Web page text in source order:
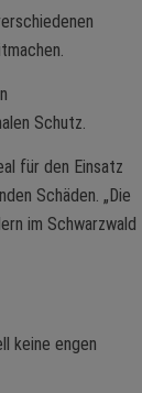
Schutz.
für den Einsatz
Schäden. „Die
im Schwarzwald
keine engen